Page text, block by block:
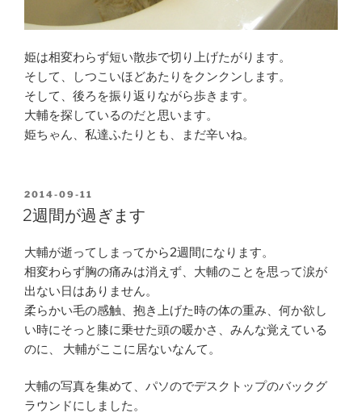
姫は相変わらず短い散歩で切り上げたがります。
そして、しつこいほどあたりをクンクンします。
そして、後ろを振り返りながら歩きます。
大輔を探しているのだと思います。
姫ちゃん、私達ふたりとも、まだ辛いね。
POSTED
ON
2014-09-11
2週間が過ぎます
大輔が逝ってしまってから2週間になります。
相変わらず胸の痛みは消えず、大輔のことを思って涙が
出ない日はありません。
柔らかい毛の感触、抱き上げた時の体の重み、何か欲し
い時にそっと膝に乗せた頭の暖かさ、みんな覚えている
のに、 大輔がここに居ないなんて。
大輔の写真を集めて、パソのでデスクトップのバックグ
ラウンドにしました。